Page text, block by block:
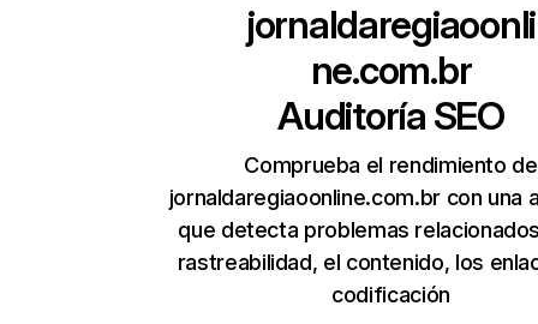
jornaldaregiaoonli
ne.com.br
Auditoría SEO
Comprueba el rendimiento de
jornaldaregiaoonline.com.br con una
que detecta problemas
rastreabilidad, el contenido, los
codificación